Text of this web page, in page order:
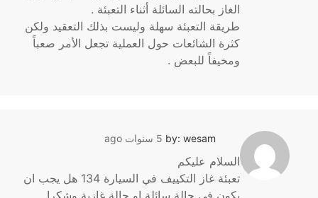
الغاز بحالته السائلة أثناء التعبئة .
طريقة التعبئة سهلة وليست بذلك التعقيد ولكن
كثرة الشائعات حول العملية تجعل الأمر صعباً
ومخيفاً للبعض .
by: wesam 5 سنوات ago
السلام عليكم
تعبئة غاز التكييف في السيارة 134 هل يجب ان
يكون في حالة سائلة او حالة غازية وشكرا